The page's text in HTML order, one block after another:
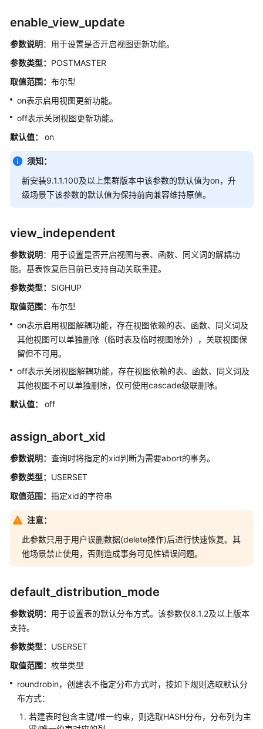
源
自
清
户
连
缺
省
设
置
锁
管
版
本
和
平
性
容
错
池
参
数
集
群
备
容
参
数
enable_view_update
参数说明：用于设置是否开启视图更新功能。
参数类型： POSTMASTER
取值范围： 布尔型
on表示启用视图更新功能。
off表示关闭视图更新功能。
默认值： on
须知：
新安装9.1.1.100及以上集群版本中该参数的默认值为on，升
级场景下该参数的默认值为保持前向兼容维持原值。
view_independent
参数说明：用于设置是否开启视图与表、函数、同义词的解耦功
能。基表恢复后目前已支持自动关联重建。
参数类型： SIGHUP
取值范围： 布尔型
on表示启用视图解耦功能，存在视图依赖的表、函数、同义词及
其他视图可以单独删除（临时表及临时视图除外），关联视图保
留但不可用。
off表示关闭视图解耦功能，存在视图依赖的表、函数、同义词及
其他视图不可以单独删除，仅可使用cascade级联删除。
默认值： off
assign_abort_xid
参数说明： 查询时将指定的xid判断为需要abort的事务。
参数类型： USERSET
取值范围： 指定xid的字符串
注意：
此参数只用于用户误删数据(delete操作)后进行快速恢复。其
他场景禁止使用，否则造成事务可见性错误问题。
default_distribution_mode
参数说明： 用于设置表的默认分布方式。该参数仅8.1.2及以上版本
支持。
参数类型： USERSET
取值范围： 枚举类型
roundrobin，创建表不指定分布方式时，按如下规则选取默认分
布方式：
若建表时包含主键/唯一约束，则选取HASH分布，分布列为主